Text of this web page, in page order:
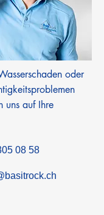
oder
uns auf Ihre
08 58